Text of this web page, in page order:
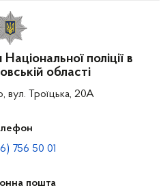
поліції в
області
вул. Троїцька, 20А
756 50 01
пошта